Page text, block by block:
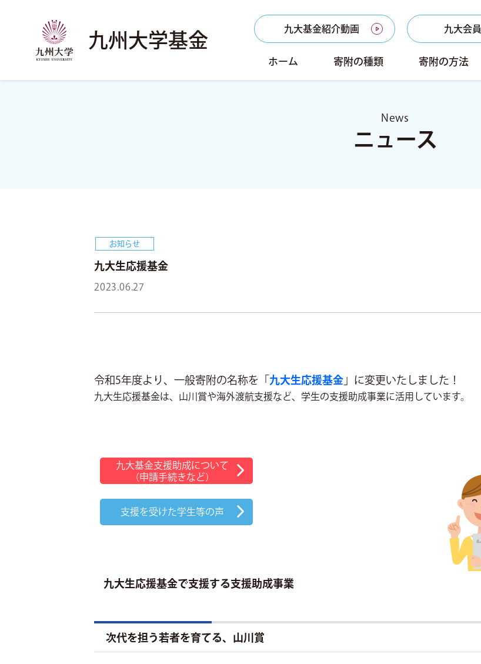
九州大学基金
九大基金紹介動画 九大会員
ホーム 寄附の種類 寄附の方法
News
ニュース
お知らせ
九大生応援基金
2023.06.27
令和5年度より、一般寄附の名称を「 九大生応援基金 」に変更いたしました！
九大生応援基金は、山川賞や海外渡航支援など、学生の支援助成事業に活用しています。
九大基金支援助成について
（申請手続きなど）
支援を受けた学生等の声
九大生応援基金で支援する支援助成事業
次代を担う若者を育てる、山川賞